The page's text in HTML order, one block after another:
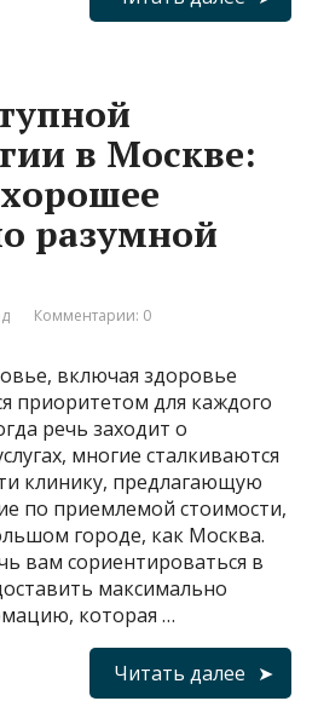
в Москве:
разумной
Комментарии: 0
включая здоровье
приоритетом для каждого
речь заходит о
многие сталкиваются
клинику, предлагающую
по приемлемой стоимости,
городе, как Москва.
вам сориентироваться в
максимально
которая …
Читать далее